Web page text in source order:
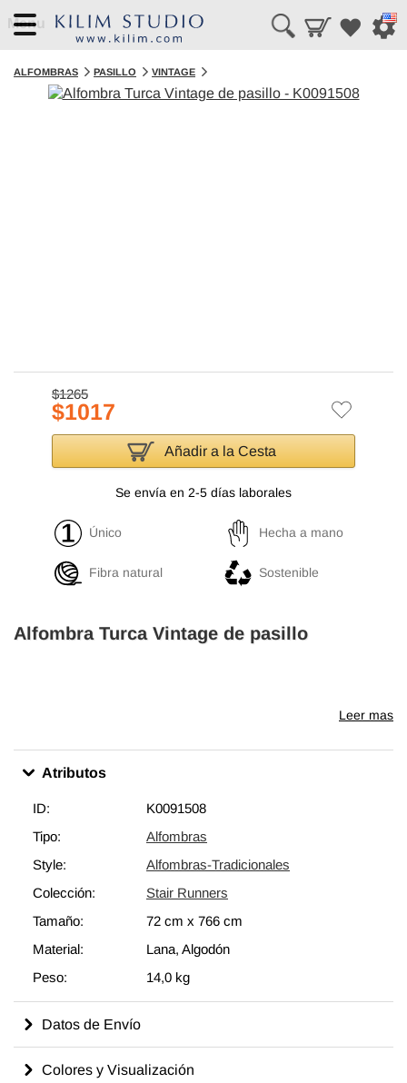
Menu
ALFOMBRAS PASILLO VINTAGE
$1265
$1017
Añadir a la Cesta
Se envía en 2-5 días laborales
Único Hecha a mano
Fibra natural Sostenible
Alfombra Turca Vintage de pasillo
Leer mas
Atributos
ID:
K0091508
Tipo:
Alfombras
Style:
Alfombras-Tradicionales
Colección:
Stair Runners
Tamaño:
72 cm x 766 cm
Material:
Lana, Algodón
Peso:
14,0 kg
Datos de Envío
Colores y Visualización